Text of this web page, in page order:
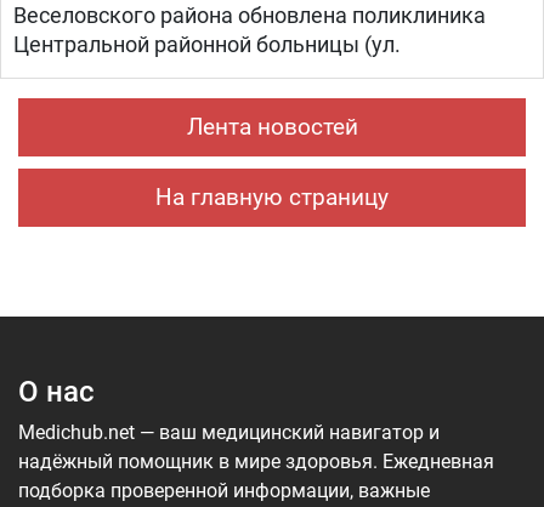
Веселовского района обновлена поликлиника
Центральной районной больницы (ул.
Лента новостей
На главную страницу
О нас
Medichub.net — ваш медицинский навигатор и
надёжный помощник в мире здоровья. Ежедневная
подборка проверенной информации, важные